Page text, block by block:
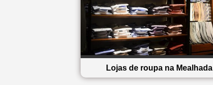
Lojas de roupa na Mealhada